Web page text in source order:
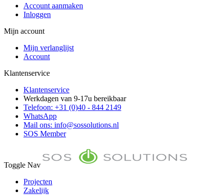
Account aanmaken
Inloggen
Mijn account
Mijn verlanglijst
Account
Klantenservice
Klantenservice
Werkdagen van 9-17u bereikbaar
Telefoon: +31 (0)40 - 844 2149
WhatsApp
Mail ons: info@sossolutions.nl
SOS Member
Toggle Nav
Projecten
Zakelijk